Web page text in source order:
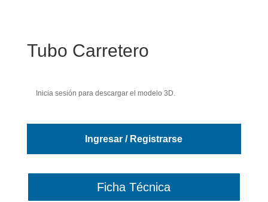
Tubo Carretero
Inicia sesión para descargar el modelo 3D.
Ingresar / Registrarse
Ficha Técnica